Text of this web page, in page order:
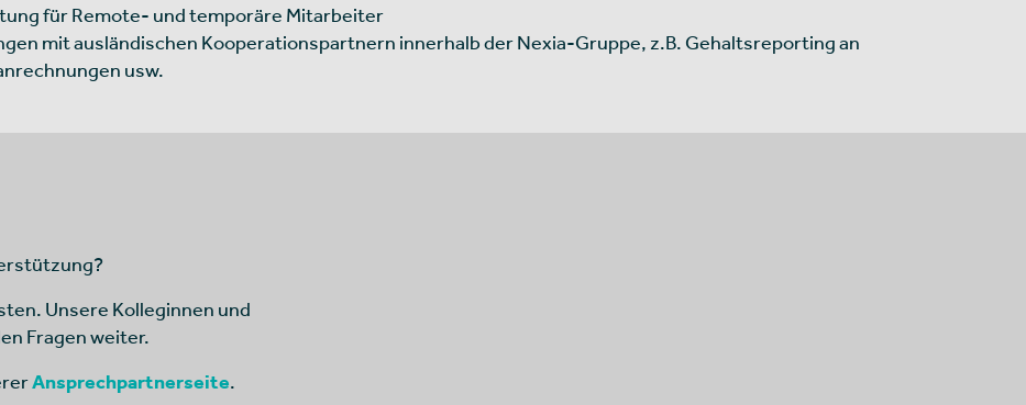
für Remote- und temporäre Mitarbeiter
mit ausländischen Kooperationspartnern innerhalb der Nexia-Gruppe, z.B. Gehaltsreporting an
usw.
Unsere Kolleginnen und
Fragen weiter.
Ansprechpartnerseite.